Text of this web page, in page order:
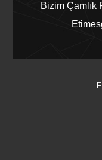
Bizim Çamlık